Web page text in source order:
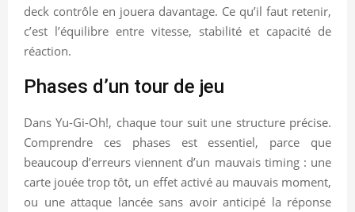
deck contrôle en jouera davantage. Ce qu’il faut retenir,
c’est l’équilibre entre vitesse, stabilité et capacité de
réaction.
Phases d’un tour de jeu
Dans Yu-Gi-Oh!, chaque tour suit une structure précise.
Comprendre ces phases est essentiel, parce que
beaucoup d’erreurs viennent d’un mauvais timing : une
carte jouée trop tôt, un effet activé au mauvais moment,
ou une attaque lancée sans avoir anticipé la réponse